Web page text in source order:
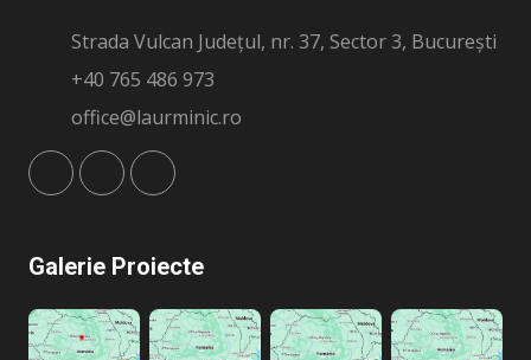
Strada Vulcan Județul, nr. 37, Sector 3, București
+40 765 486 973
office@laurminic.ro
Galerie Proiecte